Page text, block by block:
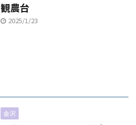
観農台
2025/1/23
金沢